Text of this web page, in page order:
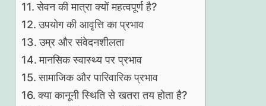
सेवन की मात्रा क्यों महत्वपूर्ण है?
उपयोग की आवृत्ति का प्रभाव
उम्र और संवेदनशीलता
मानसिक स्वास्थ्य पर प्रभाव
सामाजिक और पारिवारिक प्रभाव
क्या कानूनी स्थिति से खतरा तय होता है?